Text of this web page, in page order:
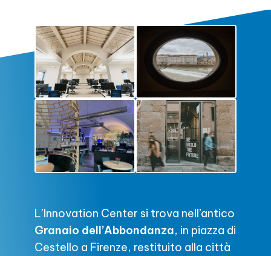
L’Innovation Center si trova nell’antico
Granaio dell’Abbondanza, in piazza di
Cestello a Firenze, restituito alla città